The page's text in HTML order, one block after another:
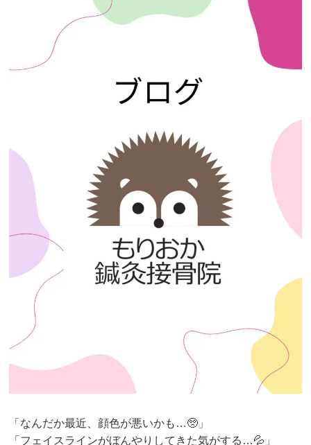
「なんだか最近、顔色が悪いかも…🥺」
「フェイスラインがぼんやりしてきた気がする…💦」